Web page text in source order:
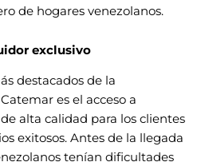
de hogares venezolanos.
exclusivo
destacados de la
es el acceso a
alta calidad para los clientes
exitosos. Antes de la llegada
tenían dificultades